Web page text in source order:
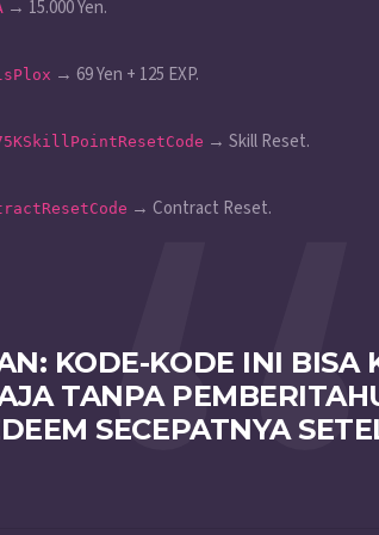
→ 15.000 Yen.
→ 69 Yen + 125 EXP.
→ Skill Reset.
→ Contract Reset.
KODE-KODE INI BISA
TANPA
SECEPATNYA